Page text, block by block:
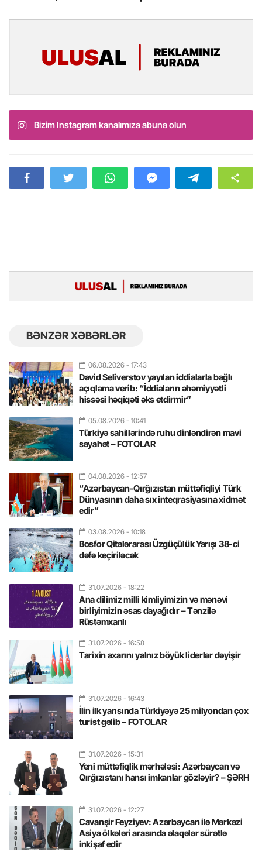
Bizim Instagram kanalımıza abunə olun
BƏNZƏR XƏBƏRLƏR
06.08.2026 - 17:43
David Seliverstov yayılan iddialarla bağlı
açıqlama verib: “İddiaların əhəmiyyətli
hissəsi həqiqəti əks etdirmir”
05.08.2026 - 10:41
Türkiyə sahillərində ruhu dinləndirən mavi
səyahət – FOTOLAR
04.08.2026 - 12:57
“Azərbaycan-Qırğızıstan müttəfiqliyi Türk
Dünyasının daha sıx inteqrasiyasına xidmət
edir”
03.08.2026 - 10:18
Bosfor Qitələrarası Üzgüçülük Yarışı 38-ci
dəfə keçiriləcək
31.07.2026 - 18:22
Ana dilimiz milli kimliyimizin və mənəvi
birliyimizin əsas dayağıdır – Tənzilə
Rüstəmxanlı
31.07.2026 - 16:58
Tarixin axarını yalnız böyük liderlər dəyişir
31.07.2026 - 16:43
İlin ilk yarısında Türkiyəyə 25 milyondan çox
turist gəlib – FOTOLAR
31.07.2026 - 15:31
Yeni müttəfiqlik mərhələsi: Azərbaycan və
Qırğızıstanı hansı imkanlar gözləyir? – ŞƏRH
31.07.2026 - 12:27
Cavanşir Feyziyev: Azərbaycan ilə Mərkəzi
Asiya ölkələri arasında əlaqələr sürətlə
inkişaf edir